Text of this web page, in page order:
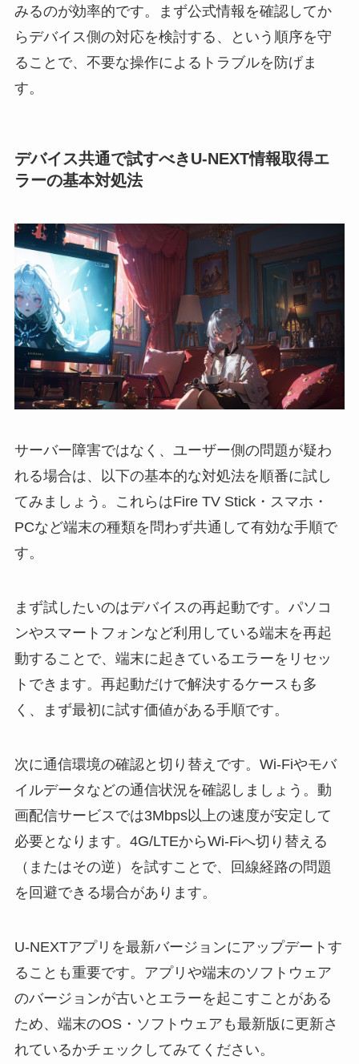
みるのが効率的です。まず公式情報を確認してか
らデバイス側の対応を検討する、という順序を守
ることで、不要な操作によるトラブルを防げま
す。
デバイス共通で試すべきU-NEXT情報取得エ
ラーの基本対処法
サーバー障害ではなく、ユーザー側の問題が疑わ
れる場合は、以下の基本的な対処法を順番に試し
てみましょう。これらはFire TV Stick・スマホ・
PCなど端末の種類を問わず共通して有効な手順で
す。
まず試したいのはデバイスの再起動です。パソコ
ンやスマートフォンなど利用している端末を再起
動することで、端末に起きているエラーをリセッ
トできます。再起動だけで解決するケースも多
く、まず最初に試す価値がある手順です。
次に通信環境の確認と切り替えです。Wi-Fiやモバ
イルデータなどの通信状況を確認しましょう。動
画配信サービスでは3Mbps以上の速度が安定して
必要となります。4G/LTEからWi-Fiへ切り替える
（またはその逆）を試すことで、回線経路の問題
を回避できる場合があります。
U-NEXTアプリを最新バージョンにアップデートす
ることも重要です。アプリや端末のソフトウェア
のバージョンが古いとエラーを起こすことがある
ため、端末のOS・ソフトウェアも最新版に更新さ
れているかチェックしてみてください。